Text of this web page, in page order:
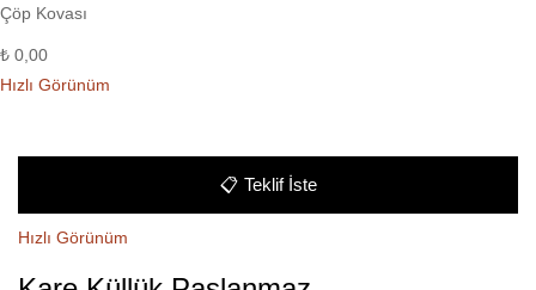
Çöp Kovası
₺ 0,00
Hızlı Görünüm
📋 Teklif İste
Hızlı Görünüm